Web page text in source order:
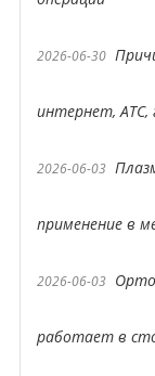
2026-06-30
интернет, АТС,
2026-06-03
применение в
2026-06-03
работает в